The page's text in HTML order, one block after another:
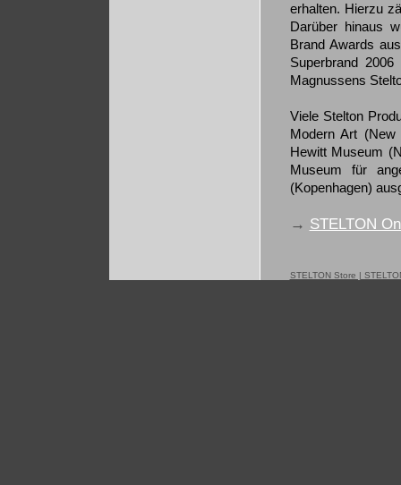
erhalten. Hierzu
Darüber hinaus
Brand Awards
Superbrand
Magnussens
Viele Stelton
Modern Art
Hewitt Museum
Museum für
(Kopenhagen)
→ STELTON
STELTON Store |